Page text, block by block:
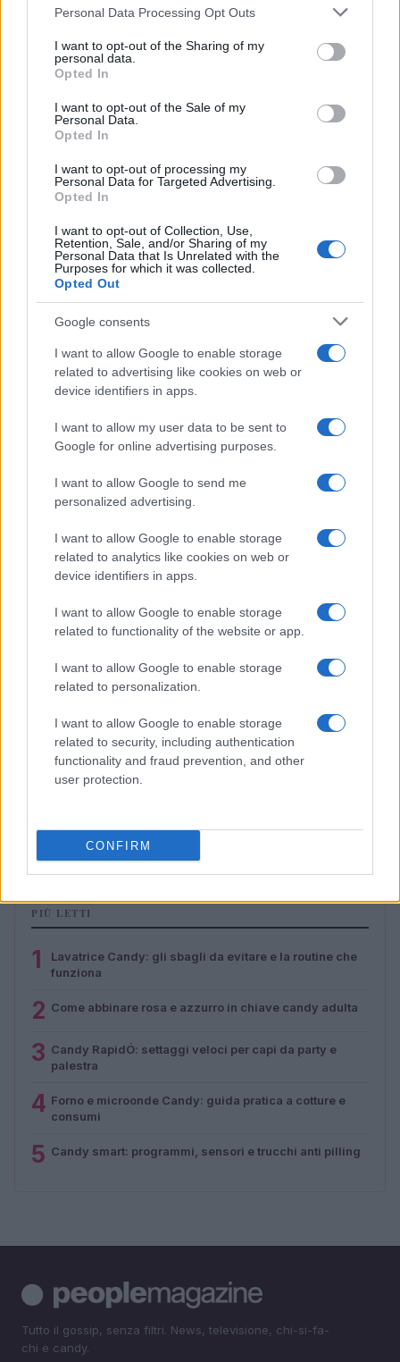
Please note that this website/app uses one or more Google
not limited to your visit or usage behaviour. You may click to
grant or deny consent to Google and its third-party tags to
use your data for below specified purposes in below Google
consent section.
Personal Data Processing Opt Outs
I want to opt-out of the Sharing of my
personal data.
Opted In
I want to opt-out of the Sale of my
Personal Data.
Opted In
I want to opt-out of processing my
Personal Data for Targeted Advertising.
Opted In
I want to opt-out of Collection, Use,
Retention, Sale, and/or Sharing of my
Personal Data that Is Unrelated with the
Purposes for which it was collected.
Opted Out
Google consents
I want to allow Google to enable storage
related to advertising like cookies on web or
device identifiers in apps.
I want to allow my user data to be sent to
Google for online advertising purposes.
I want to allow Google to send me
personalized advertising.
I want to allow Google to enable storage
related to analytics like cookies on web or
device identifiers in apps.
I want to allow Google to enable storage
related to functionality of the website or app.
I want to allow Google to enable storage
related to personalization.
I want to allow Google to enable storage
related to security, including authentication
functionality and fraud prevention, and other
user protection.
CONFIRM
Lavatrice Candy: gli sbagli da evitare e la routine che
funziona
Cristian Castiglioni · 9 Ago 2026
CANDY
Come abbinare rosa e azzurro in chiave candy adulta
CANDY
Matteo Pellegrino · 8 Ago 2026
PIÙ LETTI
1
Lavatrice Candy: gli sbagli da evitare e la routine che
funziona
2 Come abbinare rosa e azzurro in chiave candy adulta
3 Candy RapidÓ: settaggi veloci per capi da party e
palestra
4 Forno e microonde Candy: guida pratica a cotture e
consumi
5 Candy smart: programmi, sensori e trucchi anti pilling
Tutto il gossip, senza filtri. News, televisione, chi-si-fa-
chi e candy.